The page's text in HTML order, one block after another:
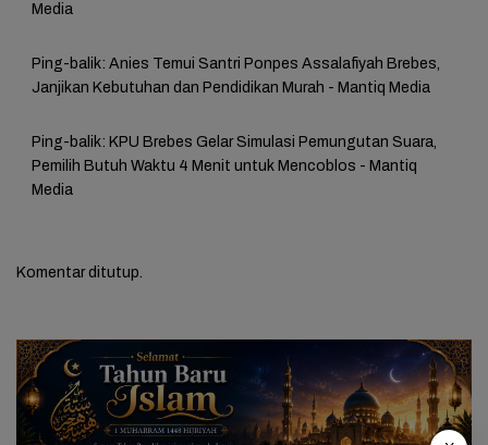
Media
Ping-balik: Anies Temui Santri Ponpes Assalafiyah Brebes,
Janjikan Kebutuhan dan Pendidikan Murah - Mantiq Media
Ping-balik: KPU Brebes Gelar Simulasi Pemungutan Suara,
Pemilih Butuh Waktu 4 Menit untuk Mencoblos - Mantiq
Media
Komentar ditutup.